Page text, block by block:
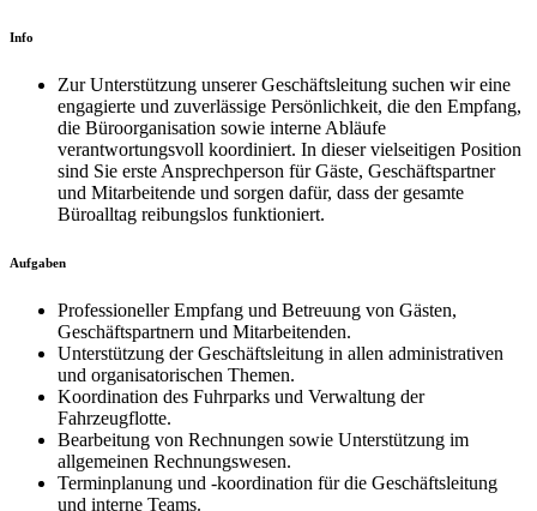
Info
Zur Unterstützung unserer Geschäftsleitung suchen wir eine
engagierte und zuverlässige Persönlichkeit, die den Empfang,
die Büroorganisation sowie interne Abläufe
verantwortungsvoll koordiniert. In dieser vielseitigen Position
sind Sie erste Ansprechperson für Gäste, Geschäftspartner
und Mitarbeitende und sorgen dafür, dass der gesamte
Büroalltag reibungslos funktioniert.
Aufgaben
Professioneller Empfang und Betreuung von Gästen,
Geschäftspartnern und Mitarbeitenden.
Unterstützung der Geschäftsleitung in allen administrativen
und organisatorischen Themen.
Koordination des Fuhrparks und Verwaltung der
Fahrzeugflotte.
Bearbeitung von Rechnungen sowie Unterstützung im
allgemeinen Rechnungswesen.
Terminplanung und -koordination für die Geschäftsleitung
und interne Teams.